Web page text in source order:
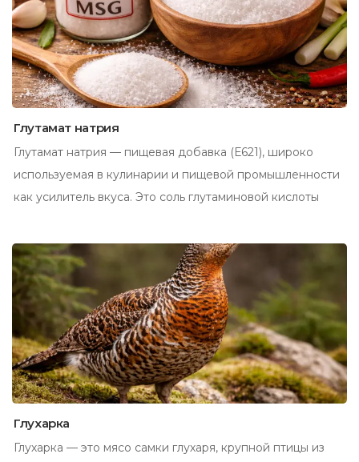
Глутамат натрия
Глутамат натрия — пищевая добавка (Е621), широко
используемая в кулинарии и пищевой промышленности
как усилитель вкуса. Это соль глутаминовой кислоты
Глухарка
Глухарка — это мясо самки глухаря, крупной птицы из